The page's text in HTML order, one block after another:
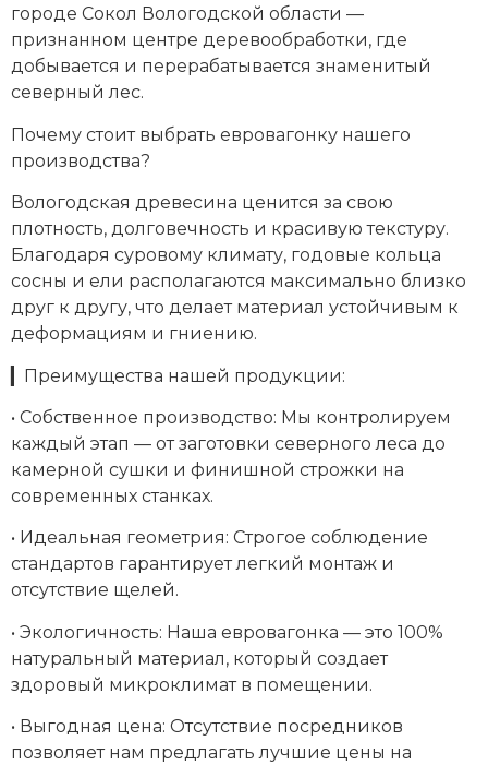
городе Сокол Вологодской области —
признанном центре деревообработки, где
добывается и перерабатывается знаменитый
северный лес.
Почему стоит выбрать евровагонку нашего
производства?
Вологодская древесина ценится за свою
плотность, долговечность и красивую текстуру.
Благодаря суровому климату, годовые кольца
сосны и ели располагаются максимально близко
друг к другу, что делает материал устойчивым к
деформациям и гниению.
▎Преимущества нашей продукции:
• Собственное производство: Мы контролируем
каждый этап — от заготовки северного леса до
камерной сушки и финишной строжки на
современных станках.
• Идеальная геометрия: Строгое соблюдение
стандартов гарантирует легкий монтаж и
отсутствие щелей.
• Экологичность: Наша евровагонка — это 100%
натуральный материал, который создает
здоровый микроклимат в помещении.
• Выгодная цена: Отсутствие посредников
позволяет нам предлагать лучшие цены на